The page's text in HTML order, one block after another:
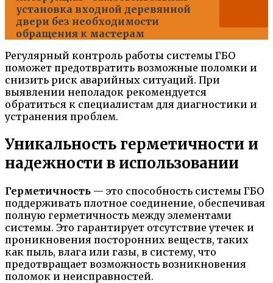
установка входной деревянной
двери без необходимости
обращения к мастерам
Регулярный контроль работы системы ГБО
поможет предотвратить возможные поломки и
снизить риск аварийных ситуаций. При
выявлении неполадок рекомендуется
обратиться к специалистам для диагностики и
устранения проблем.
Уникальность герметичности и
надежности в использовании
Герметичность — это способность системы ГБО
поддерживать плотное соединение, обеспечивая
полную герметичность между элементами
системы. Это гарантирует отсутствие утечек и
проникновения посторонних веществ, таких
как пыль, влага или газы, в систему, что
предотвращает возможность возникновения
поломок и неисправностей.